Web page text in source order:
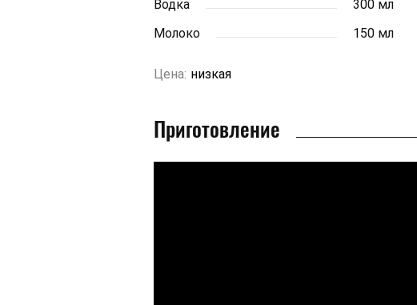
Водка
300 мл
Молоко
150 мл
Цена: низкая
Приготовление